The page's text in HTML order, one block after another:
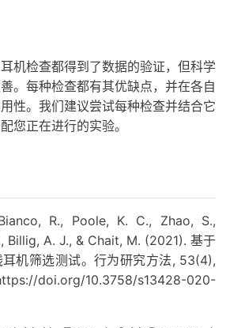
机检查都得到了数据的验证，但科学
。每种检查都有其优缺点，并在各自
性。我们建议尝试每种检查并结合它
您正在进行的实验。
R., Poole, K. C., Zhao, S.,
Billig, A. J., & Chait, M. (2021). 基于
机筛选测试。行为研究方法, 53(4),
doi.org/10.3758/s13428-020-